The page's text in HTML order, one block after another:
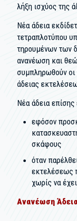
λήξη ισχύος της
Νέα άδεια
τετραπλοτύπου
τηρουμένων των
ανανέωση και
συμπληρωθούν οι
άδειας
Νέα άδεια επίσης
εφόσον
σκάφους
όταν
εκτελέσεως
χωρίς να
Ανανέωση